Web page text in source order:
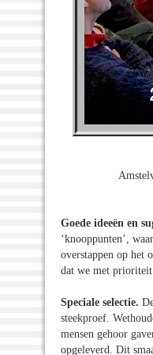
Goede ideeën en
‘knooppunten’,
overstappen op het
dat we met
Speciale selectie.
steekproef.
mensen gehoor
opgeleverd. Dit